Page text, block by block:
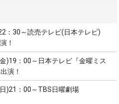
：30～読売テレビ(日本テレビ)
！
)19：00～日本テレビ『金曜ミス
演！
)21：00～TBS日曜劇場